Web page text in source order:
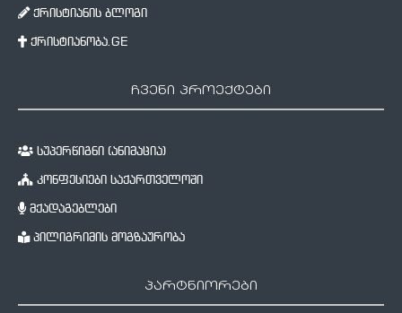
ქრისტიანის ბლოგი
ქრისტიანობა.GE
ჩვენი პროექტები
სუპერწიგნი (ანიმაცია)
კონფესიები საქართველოში
მქადაგებლები
პილიგრიმის მოგზაურობა
პარტნიორები